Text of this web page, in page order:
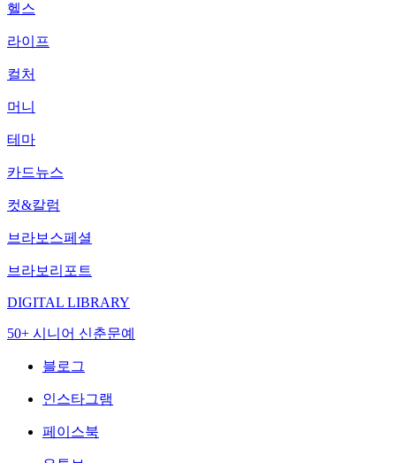
헬스
라이프
컬처
머니
테마
카드뉴스
컷&칼럼
브라보스페셜
브라보리포트
DIGITAL LIBRARY
50+ 시니어 신춘문예
블로그
인스타그램
페이스북